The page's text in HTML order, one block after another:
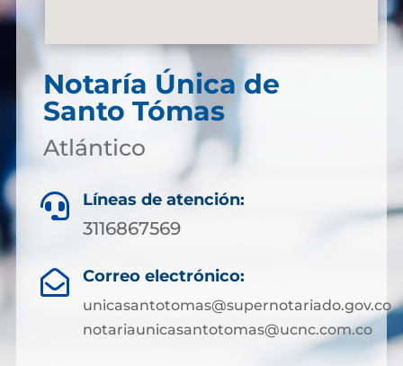
Notaría Única de
Santo Tómas
Atlántico
 Líneas de atención:
3116867569
 Correo electrónico:
unicasantotomas@supernotariado.gov.co
notariaunicasantotomas@ucnc.com.co